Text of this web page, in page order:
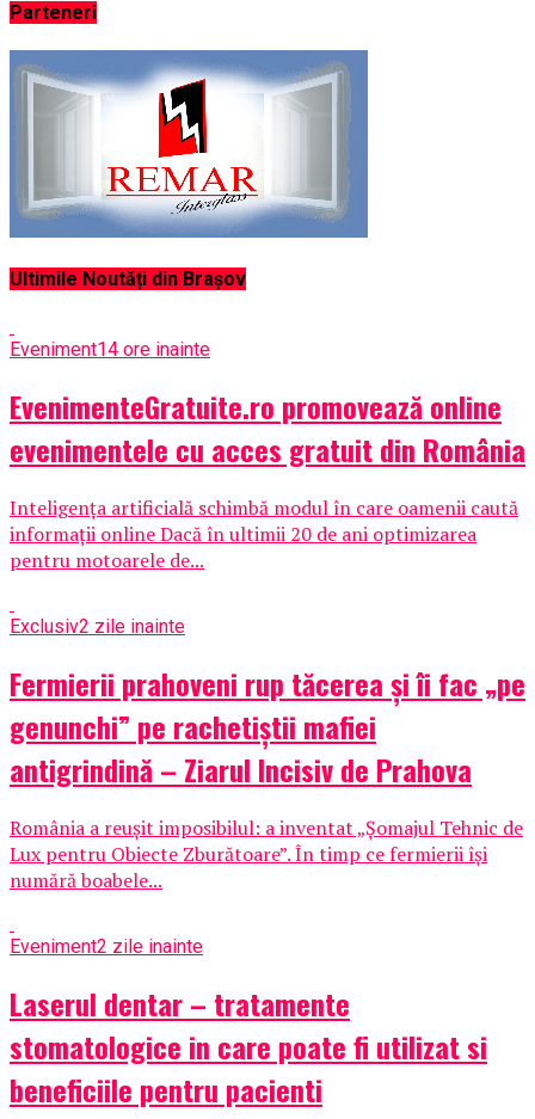
Parteneri
Ultimile Noutăți din Brașov
Eveniment14 ore inainte
EvenimenteGratuite.ro promovează online
evenimentele cu acces gratuit din România
Inteligența artificială schimbă modul în care oamenii caută
informații online Dacă în ultimii 20 de ani optimizarea
pentru motoarele de...
Exclusiv2 zile inainte
Fermierii prahoveni rup tăcerea și îi fac „pe
genunchi” pe rachetiștii mafiei
antigrindină – Ziarul Incisiv de Prahova
România a reușit imposibilul: a inventat „Șomajul Tehnic de
Lux pentru Obiecte Zburătoare”. În timp ce fermierii își
numără boabele...
Eveniment2 zile inainte
Laserul dentar – tratamente
stomatologice in care poate fi utilizat si
beneficiile pentru pacienti